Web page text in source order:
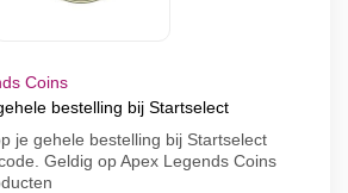
Coins
bestelling bij Startselect
je gehele bestelling bij Startselect
Geldig op Apex Legends Coins